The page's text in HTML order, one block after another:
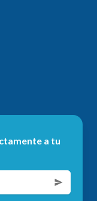
a tu